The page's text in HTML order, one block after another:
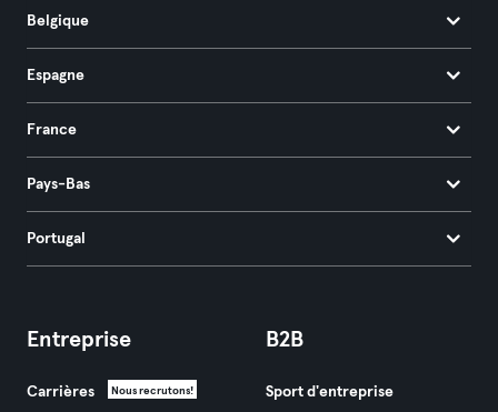
Belgique
Espagne
France
Pays-Bas
Portugal
Entreprise
Carrières Nous recrutons!
B2B
Sport d'entreprise